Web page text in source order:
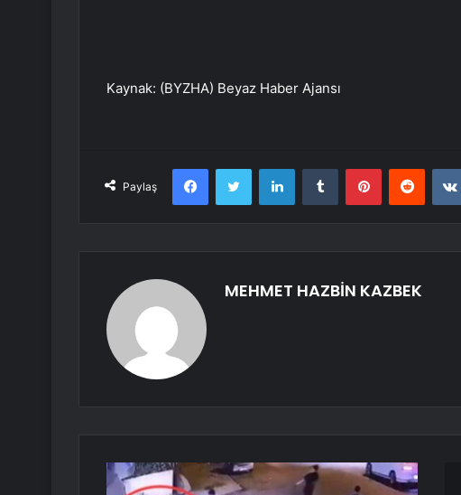
Kaynak: (BYZHA) Beyaz Haber Ajansı
Paylaş
FacebookTwitter LinkedInTumblr PinterestReddit
MEHMET HAZBİN KAZBEK